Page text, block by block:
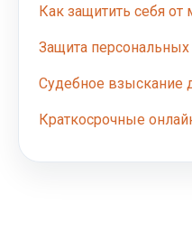
Как защитить себя
Защита
Судебное взыскание
Краткосрочные